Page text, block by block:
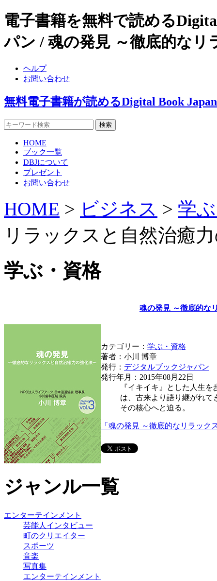
電子書籍を無料で読める
パン / 魂の発見 ～徹底的な
ヘルプ
お問い合わせ
無料電子書籍が読めるDigital Book
HOME
ブック一覧
DBJについて
プレゼント
お問い合わせ
HOME > ビジネス > 学
リラックスと自然治癒
学ぶ・資格
魂の発見 ～徹底的な
カテゴリー： 学ぶ・資格
著者：小川 博章
発行： デジタルブックジャパン
発行年月：2015年08月22日
『イキイキ』とした人生
は、古来より語り継がれて
その核心へと迫る。
「魂の発見 ～徹底的なリラッ
ジャンル一覧
エンターテインメント
芸能人インタビュー
町のクリエイター
スポーツ
音楽
写真集
エンターテインメント